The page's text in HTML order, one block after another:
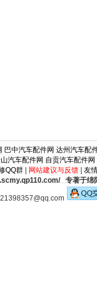
巴中汽车配件网 达州汽车配
汽车配件网 自贡汽车配件网
QQ群| 网站建议与反馈| 友
专著于绵